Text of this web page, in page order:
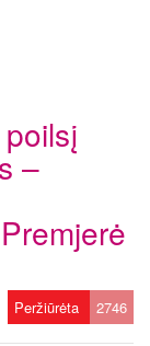
–
Peržiūrėta 2746